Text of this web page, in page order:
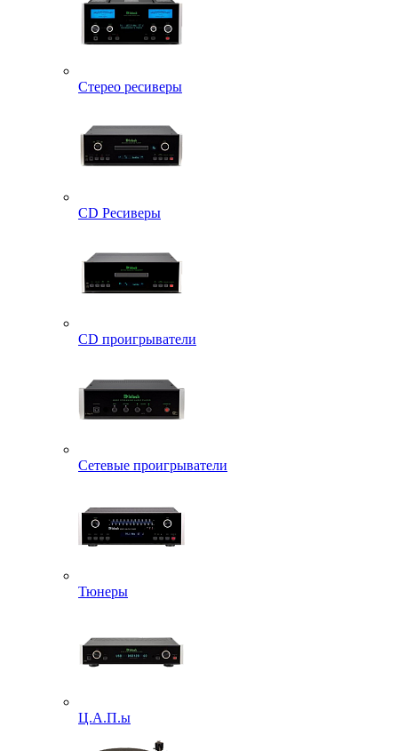
Стерео ресиверы
CD Ресиверы
CD проигрыватели
Сетевые проигрыватели
Тюнеры
Ц.А.П.ы